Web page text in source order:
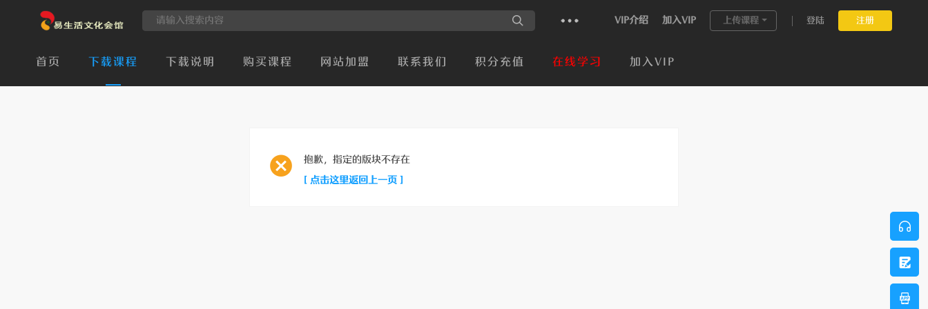
VIP介绍 加入VIP 上传课程 登陆 注册
首页 下载课程 下载说明 购买课程 网站加盟 联系我们 积分充值 在线学习 加入VIP
抱歉，指定的版块不存在
[ 点击这里返回上一页 ]